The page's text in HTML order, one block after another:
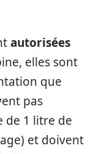
autorisées
elles sont
que
pas
de 1 litre de
et doivent